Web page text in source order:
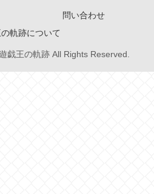
問い合わせ
軌跡について
戯王の軌跡 All Rights Reserved.